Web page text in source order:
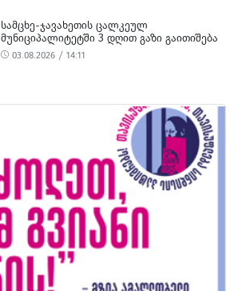
ᲡᲐᲛᲪᲮᲔ-ᲯᲐᲕᲐᲮᲔᲗᲘᲡ ᲪᲐᲚᲙᲔᲣᲚ
ᲛᲣᲜᲘᲪᲘᲞᲐᲚᲘᲢᲔᲢᲨᲘ 3 ᲓᲦᲘᲗ ᲒᲐᲖᲘ ᲒᲐᲘᲗᲘᲨᲔᲑᲐ
03.08.2026 / 14:11